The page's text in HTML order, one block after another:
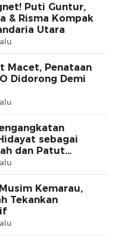
Puti Guntur,
& Risma Kompak
Utara
Macet, Penataan
Didorong Demi
sebagai
dan Patut
Kemarau,
Tekankan